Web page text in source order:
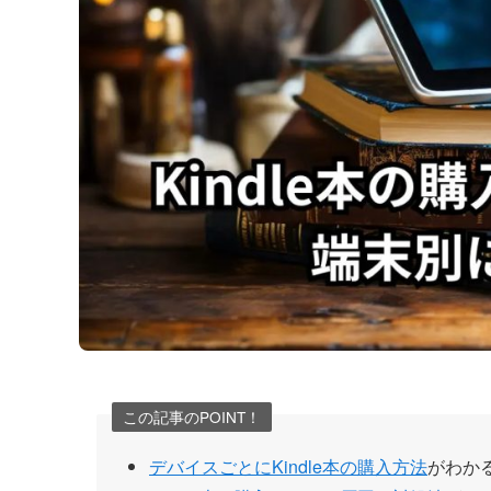
この記事のPOINT！
デバイスごとにKindle本の購入方法がわか